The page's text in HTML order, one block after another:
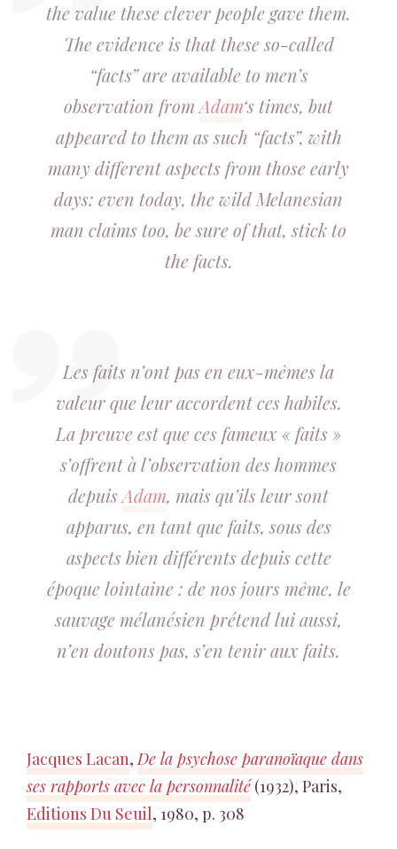
the value these clever people gave them.
The evidence is that these so-called
“facts” are available to men’s
observation fromAdam‘s times, but
appeared to them as such “facts”, with
many different aspects from those early
days: even today, the wild Melanesian
man claims too, be sure of that, stick to
the facts.
Les faits n’ont pas en eux-mêmes la
valeur que leur accordent ces habiles.
La preuve est que ces fameux « faits »
s’offrent à l’observation des hommes
depuisAdam, mais qu’ils leur sont
apparus, en tant que faits, sous des
aspects bien différents depuis cette
époque lointaine : de nos jours même, le
sauvage mélanésien prétend lui aussi,
n’en doutons pas, s’en tenir aux faits.
Jacques Lacan,De la psychose paranoïaque dans
ses rapports avec la personnalité(1932), Paris,
Editions Du Seuil, 1980, p. 308